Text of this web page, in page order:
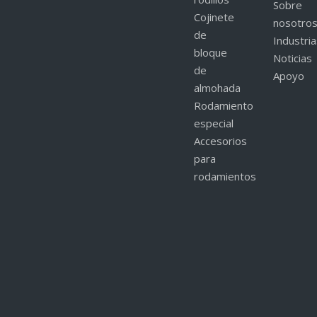
Cojinete
de
bloque
de
almohada
Rodamiento
especial
Accesorios
para
rodamientos
Sobre
nosotros
Noticias
Apoyo